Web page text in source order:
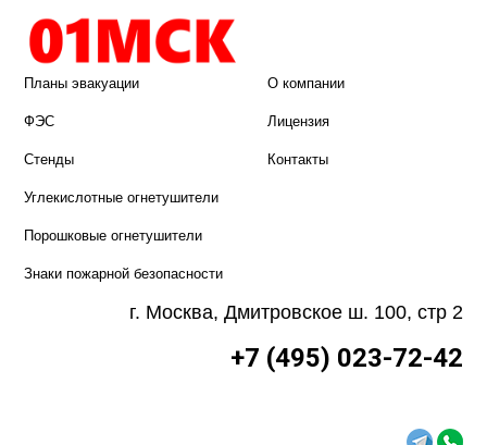
Планы эвакуации
ФЭС
Стенды
Углекислотные огнетушители
Порошковые огнетушители
Знаки пожарной безопасности
О компании
Лицензия
Контакты
г. Москва, Дмитровское ш. 100, стр 2
+7 (495) 023-72-42